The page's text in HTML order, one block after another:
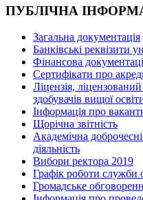
ПУБЛІЧНА
Загальна документація
Банківські реквізити
Фінансова
Сертифікати про
Ліцензія,
здобувачів вищої
Інформація про
Щорічна звітність
Академічна
діяльність
Вибори ректора 2019
Графік роботи служби
Громадське